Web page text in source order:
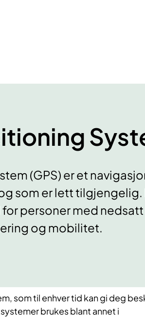
(GPS) er et
som er lett
personer med
og mobilitet.
som til enhver tid kan gi deg
brukes blant annet i